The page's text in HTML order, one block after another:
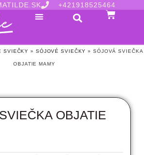
+421918525464
SVIEČKY » SÓJOVÉ SVIEČKY »SÓJOVÁ SVIEČKA
OBJATIE MAMY
OBJATIE